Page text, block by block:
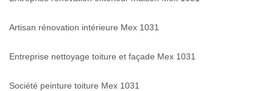
Artisan rénovation intérieure Mex 1031
Entreprise nettoyage toiture et façade Mex 1031
Société peinture toiture Mex 1031